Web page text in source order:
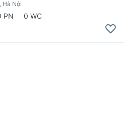
Hà Nội
PN 0 WC